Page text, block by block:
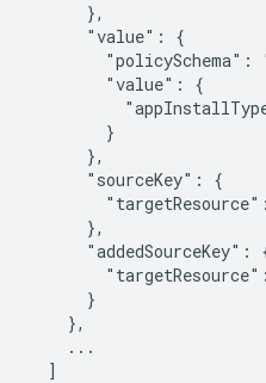
      },
      "value": {
"policySchema":
        "value": {
        }
      },
      "sourceKey": {
      },
"addedSourceKey":
      }
    },
    ...
  ]